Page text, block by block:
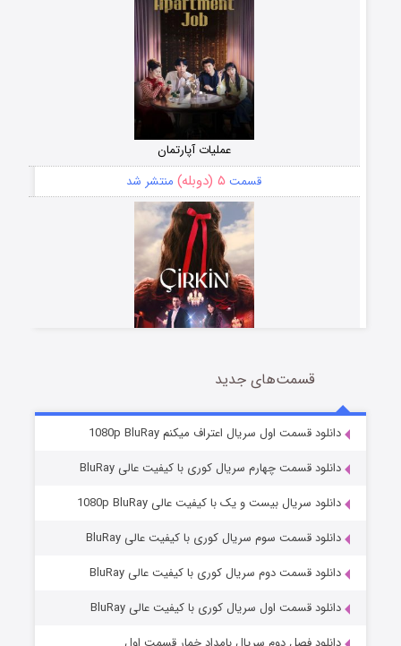
عملیات آپارتمان
قسمت ۵ (دوبله) منتشر شد
سریال زشت
قسمت۲ (زیرنویس) منتشر شد
مردگان متحرک: شهر مرده ۳
قسمت۲ (زیرنویس) منتشر شد
قسمت‌های جدید
دانلود قسمت اول سریال اعتراف میکنم 1080p BluRay
دانلود قسمت چهارم سریال کوری با کیفیت عالی BluRay
دانلود سریال بیست و یک با کیفیت عالی 1080p BluRay
دانلود قسمت سوم سریال کوری با کیفیت عالی BluRay
دانلود قسمت دوم سریال کوری با کیفیت عالی BluRay
دانلود قسمت اول سریال کوری با کیفیت عالی BluRay